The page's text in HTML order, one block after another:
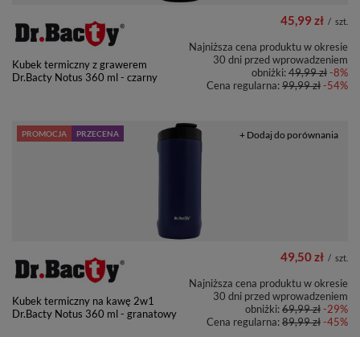
Kubek termiczny z grawerem
Dr.Bacty Notus 360 ml - czarny
45,99 zł / szt.
Najniższa cena produktu w okresie
30 dni przed wprowadzeniem
obniżki:49,99 zł-8%
Cena regularna:99,99 zł-54%
PROMOCJA PRZECENA
Kubek termiczny na kawę 2w1
Dr.Bacty Notus 360 ml - granatowy
49,50 zł / szt.
Najniższa cena produktu w okresie
30 dni przed wprowadzeniem
obniżki:69,99 zł-29%
Cena regularna:89,99 zł-45%
+ Dodaj do porównania